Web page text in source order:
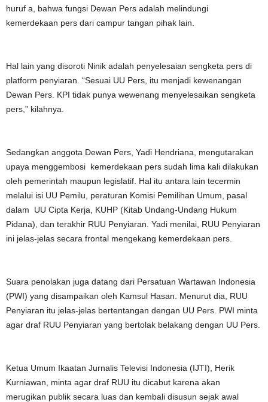
huruf a, bahwa fungsi Dewan Pers adalah melindungi
kemerdekaan pers dari campur tangan pihak lain.
Hal lain yang disoroti Ninik adalah penyelesaian sengketa pers di
platform penyiaran. “Sesuai UU Pers, itu menjadi kewenangan
Dewan Pers. KPI tidak punya wewenang menyelesaikan sengketa
pers,” kilahnya.
Sedangkan anggota Dewan Pers, Yadi Hendriana, mengutarakan
upaya menggembosi kemerdekaan pers sudah lima kali dilakukan
oleh pemerintah maupun legislatif. Hal itu antara lain tecermin
melalui isi UU Pemilu, peraturan Komisi Pemilihan Umum, pasal
dalam UU Cipta Kerja, KUHP (Kitab Undang-Undang Hukum
Pidana), dan terakhir RUU Penyiaran. Yadi menilai, RUU Penyiaran
ini jelas-jelas secara frontal mengekang kemerdekaan pers.
Suara penolakan juga datang dari Persatuan Wartawan Indonesia
(PWI) yang disampaikan oleh Kamsul Hasan. Menurut dia, RUU
Penyiaran itu jelas-jelas bertentangan dengan UU Pers. PWI minta
agar draf RUU Penyiaran yang bertolak belakang dengan UU Pers.
Ketua Umum Ikaatan Jurnalis Televisi Indonesia (IJTI), Herik
Kurniawan, minta agar draf RUU itu dicabut karena akan
merugikan publik secara luas dan kembali disusun sejak awal